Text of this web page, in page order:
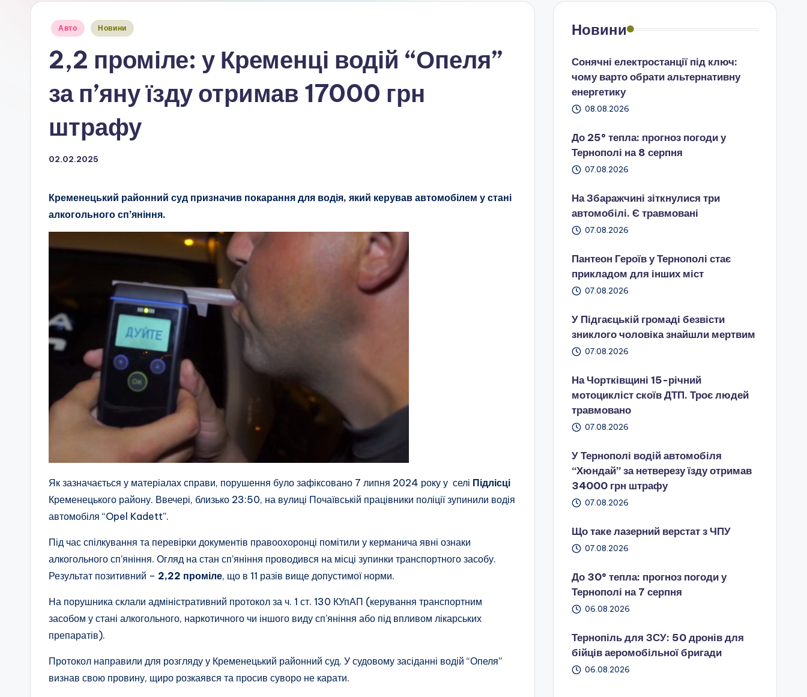
Опубліковано
Авто Новини
2,2 проміле: у Кременці водій “Опеля”
за п’яну їзду отримав 17000 грн
штрафу
02.02.2025
Кременецький районний суд призначив покарання для водія, який керував автомобілем у стані
алкогольного сп’яніння.
Як зазначається у матеріалах справи, порушення було зафіксовано 7 липня 2024 року у селі Підлісці
Кременецького району. Ввечері, близько 23:50, на вулиці Почаївській працівники поліції зупинили водія
автомобіля “Opel Kadett”.
Під час спілкування та перевірки документів правоохоронці помітили у керманича явні ознаки
алкогольного сп’яніння. Огляд на стан сп’яніння проводився на місці зупинки транспортного засобу.
Результат позитивний – 2,22 проміле, що в 11 разів вище допустимої норми.
На порушника склали адміністративний протокол за ч. 1 ст. 130 КУпАП (керування транспортним
засобом у стані алкогольного, наркотичного чи іншого виду сп’яніння або під впливом лікарських
препаратів).
Протокол направили для розгляду у Кременецький районний суд. У судовому засіданні водій “Опеля”
визнав свою провину, щиро розкаявся та просив суворо не карати.
Новини
Сонячні електростанції під ключ:
чому варто обрати альтернативну
енергетику
08.08.2026
До 25° тепла: прогноз погоди у
Тернополі на 8 серпня
07.08.2026
На Збаражчині зіткнулися три
автомобілі. Є травмовані
07.08.2026
Пантеон Героїв у Тернополі стає
прикладом для інших міст
07.08.2026
У Підгаєцькій громаді безвісти
зниклого чоловіка знайшли мертвим
07.08.2026
На Чортківщині 15-річний
мотоцикліст скоїв ДТП. Троє людей
травмовано
07.08.2026
У Тернополі водій автомобіля
“Хюндай” за нетверезу їзду отримав
34000 грн штрафу
07.08.2026
Що таке лазерний верстат з ЧПУ
07.08.2026
До 30° тепла: прогноз погоди у
Тернополі на 7 серпня
06.08.2026
Тернопіль для ЗСУ: 50 дронів для
бійців аеромобільної бригади
06.08.2026